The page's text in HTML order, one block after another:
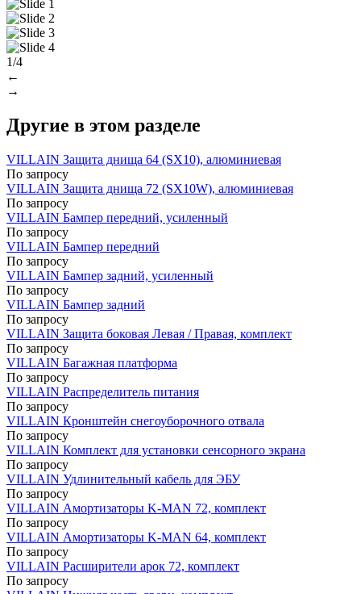
1/4
←
→
Другие в этом разделе
VILLAIN Защита днища 64 (SX10), алюминиевая
По запросу
VILLAIN Защита днища 72 (SX10W), алюминиевая
По запросу
VILLAIN Бампер передний, усиленный
По запросу
VILLAIN Бампер передний
По запросу
VILLAIN Бампер задний, усиленный
По запросу
VILLAIN Бампер задний
По запросу
VILLAIN Защита боковая Левая / Правая, комплект
По запросу
VILLAIN Багажная платформа
По запросу
VILLAIN Распределитель питания
По запросу
VILLAIN Кронштейн снегоуборочного отвала
По запросу
VILLAIN Комплект для установки сенсорного экрана
По запросу
VILLAIN Удлинительный кабель для ЭБУ
По запросу
VILLAIN Амортизаторы K-MAN 72, комплект
По запросу
VILLAIN Амортизаторы K-MAN 64, комплект
По запросу
VILLAIN Расширители арок 72, комплект
По запросу